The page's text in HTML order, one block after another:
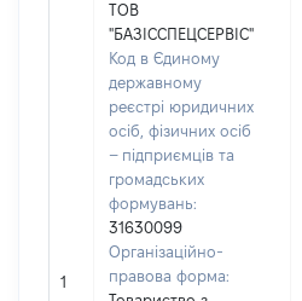
1
ТОВ
"БАЗІССПЕЦСЕРВІС"
Код в Єдиному
державному
реєстрі юридичних
осіб, фізичних осіб
– підприємців та
громадських
формувань:
31630099
Організаційно-
правова форма: